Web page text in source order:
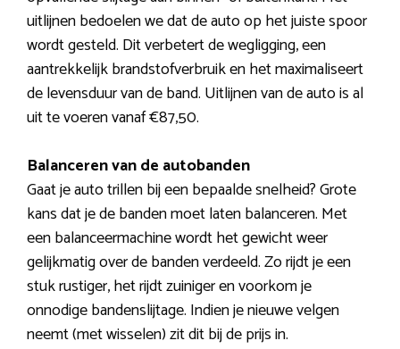
uitlijnen bedoelen we dat de auto op het juiste spoor
wordt gesteld. Dit verbetert de wegligging, een
aantrekkelijk brandstofverbruik en het maximaliseert
de levensduur van de band. Uitlijnen van de auto is al
uit te voeren vanaf €87,50.
Balanceren van de autobanden
Gaat je auto trillen bij een bepaalde snelheid? Grote
kans dat je de banden moet laten balanceren. Met
een balanceermachine wordt het gewicht weer
gelijkmatig over de banden verdeeld. Zo rijdt je een
stuk rustiger, het rijdt zuiniger en voorkom je
onnodige bandenslijtage. Indien je nieuwe velgen
neemt (met wisselen) zit dit bij de prijs in.